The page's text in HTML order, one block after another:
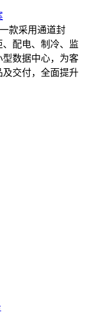
款采用通道封
配电、制冷、监
数据中心，为客
及交付，全面提升